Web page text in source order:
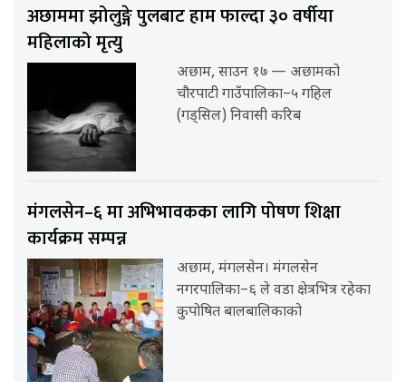
अछाममा झोलुङ्गे पुलबाट हाम फाल्दा ३० वर्षीया
महिलाको मृत्यु
अछाम, साउन १७ — अछामको
चौरपाटी गाउँपालिका–५ गहिल
(गड्सिल) निवासी करिब
मंगलसेन–६ मा अभिभावकका लागि पोषण शिक्षा
कार्यक्रम सम्पन्न
अछाम, मंगलसेन। मंगलसेन
नगरपालिका–६ ले वडा क्षेत्रभित्र रहेका
कुपोषित बालबालिकाको